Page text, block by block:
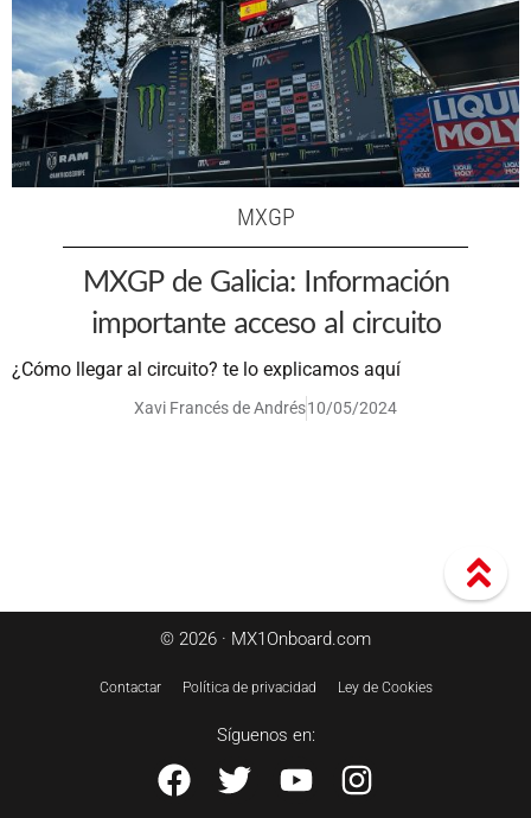
MXGP
MXGP de Galicia: Información
importante acceso al circuito
¿Cómo llegar al circuito? te lo explicamos aquí
Xavi Francés de Andrés10/05/2024
© 2026 · MX1Onboard.com
Contactar Política de privacidad Ley de Cookies
Síguenos en: